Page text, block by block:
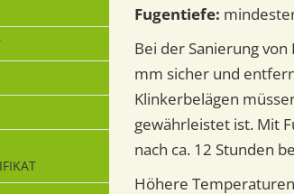
Fugentiefe:
Bei der Sanierung
mm sicher und
Klinkerbelägen
gewährleistet ist. Mit
nach ca. 12 Stunden
Höhere